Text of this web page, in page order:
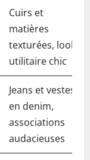
Cuirs et
matières
texturées, look
utilitaire chic
Jeans et vestes
en denim,
associations
audacieuses